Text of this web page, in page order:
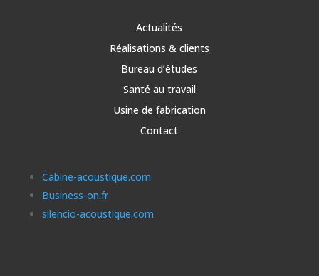
Actualités
Réalisations & clients
Bureau d’études
Santé au travail
Usine de fabrication
Contact
Cabine-acoustique.com
Business-on.fr
silencio-acoustique.com